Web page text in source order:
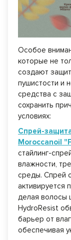
Особое
которые не
создают
пушистости и
средства с
сохранить
условиях:
Спрей-
Moroccanoil
стайлинг-
влажности,
среды. Спрей
активируется
делая волосы
HydroResist
барьер от
обеспечивая